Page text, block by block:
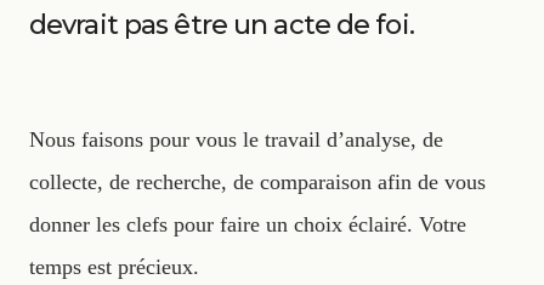
devrait pas être un acte de foi.
Nous faisons pour vous le travail d’analyse, de
collecte, de recherche, de comparaison afin de vous
donner les clefs pour faire un choix éclairé. Votre
temps est précieux.